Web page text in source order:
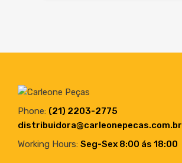
Phone: (21) 2203-2775
distribuidora@carleonepecas.com.br
Working Hours: Seg-Sex 8:00 ás 18:00